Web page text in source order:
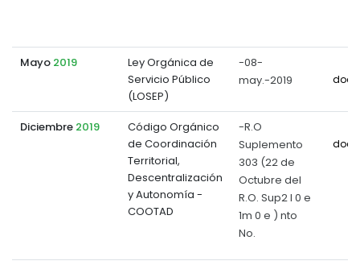
Mayo 2019
Ley Orgánica de
Servicio Público
(LOSEP)
-08-
may.-2019
Diciembre 2019
Código Orgánico
de Coordinación
Territorial,
Descentralización
y Autonomía -
COOTAD
-R.O
Suplemento
303 (22 de
Octubre del
R.O. Sup2 l 0 e
1m 0 e ) nto
No.